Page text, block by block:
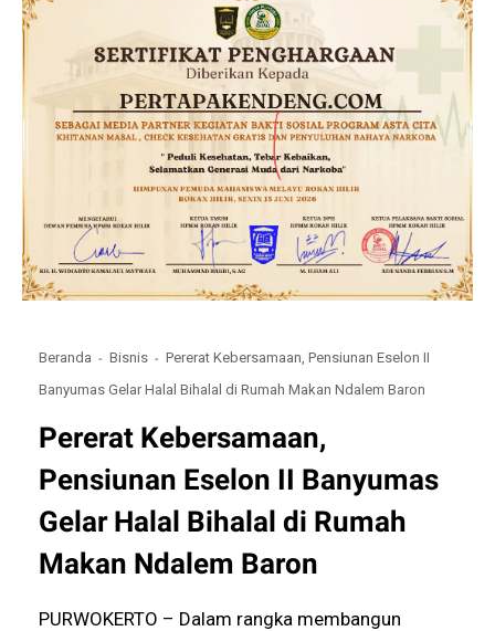
Beranda Bisnis
Pererat Kebersamaan, Pensiunan Eselon II
Banyumas Gelar Halal Bihalal di Rumah Makan Ndalem Baron
Pererat Kebersamaan,
Pensiunan Eselon II Banyumas
Gelar Halal Bihalal di Rumah
Makan Ndalem Baron
PURWOKERTO – Dalam rangka membangun